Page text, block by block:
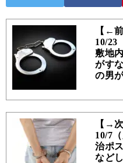
【←
10/23
敷地
がす
の男
【→
10/7
治ポ
など